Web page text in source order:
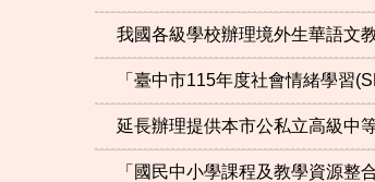
我國各級學校辦理境外生華語文
「臺中市115年度社會情緒學習
延長辦理提供本市公私立高級中
「國民中小學課程及教學資源整